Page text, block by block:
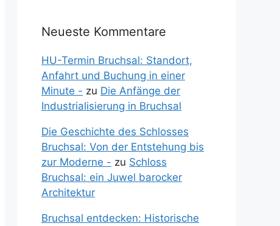
Neueste Kommentare
HU-Termin Bruchsal: Standort,
Anfahrt und Buchung in einer
Minute - zu Die Anfänge der
Industrialisierung in Bruchsal
Die Geschichte des Schlosses
Bruchsal: Von der Entstehung bis
zur Moderne - zu Schloss
Bruchsal: ein Juwel barocker
Architektur
Bruchsal entdecken: Historische